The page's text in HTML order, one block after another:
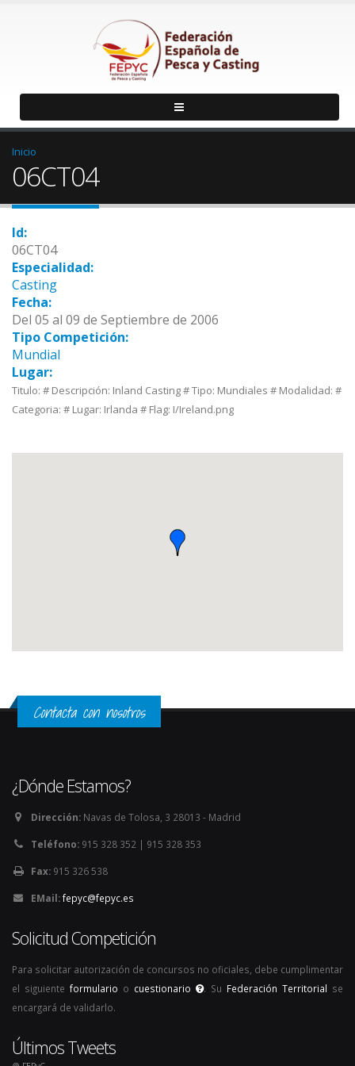
Inicio
06CT04
Id:
06CT04
Especialidad:
Casting
Fecha:
Del 05 al 09 de Septiembre de 2006
Tipo Competición:
Mundial
Lugar:
Titulo: # Descripción: Inland Casting # Tipo: Mundiales # Modalidad: #
Categoria: # Lugar: Irlanda # Flag: I/Ireland.png
Contacta con nosotros
¿Dónde Estamos?
Dirección: Navas de Tolosa, 3 28013 - Madrid
Teléfono: 915 328 352 | 915 328 353
Fax: 915 326 538
EMail:fepyc@fepyc.es
Solicitud Competición
Para solicitar autorización de concursos no oficiales, debe cumplimentar
el siguiente formulario o cuestionario . Su Federación Territorial se
encargará de validarlo.
Últimos Tweets